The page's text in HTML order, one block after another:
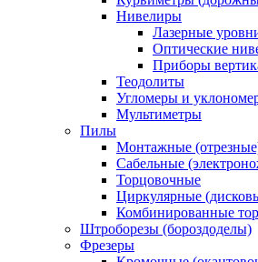
Нивелиры
Лазерные
Оптические
Приборы
Теодолиты
Угломеры и
Мультиметры
Пилы
Монтажные
Сабельные
Торцовочные
Циркулярные
Комбинированные
Штроборезы (бороздоделы)
Фрезеры